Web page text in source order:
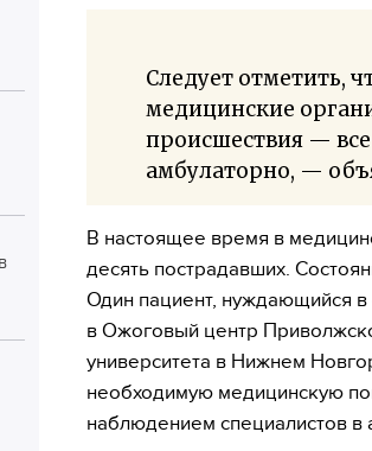
Следует отметить,
медицинские
происшествия —
амбулаторно, —
В настоящее время в
десять пострадавших.
Один пациент, нуждающийся
в Ожоговый центр
университета в Нижнем
необходимую медицинскую
наблюдением специалистов в